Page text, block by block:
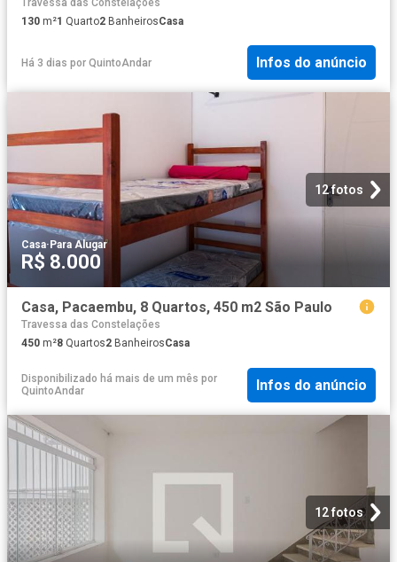
130 m²1 Quarto2 BanheirosCasa
Há 3 dias por QuintoAndar Infos do anúncio
12 fotos
Casa· Para Alugar
R$ 8.000
Casa, Pacaembu, 8 Quartos, 450 m2 São Paulo
Travessa das Constelações
450 m²8 Quartos2 BanheirosCasa
Disponibilizado há mais de um mês por
QuintoAndar
Infos do anúncio
12 fotos